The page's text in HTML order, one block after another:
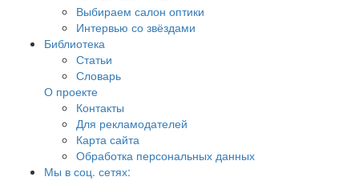
Выбираем салон оптики
Интервью со звёздами
Библиотека
Статьи
Словарь
О проекте
Контакты
Для рекламодателей
Карта сайта
Обработка персональных данных
Мы в соц. сетях: